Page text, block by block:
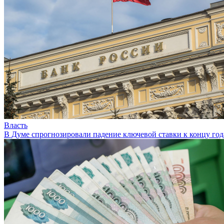
Власть
В Думе спрогнозировали падение ключевой ставки к концу